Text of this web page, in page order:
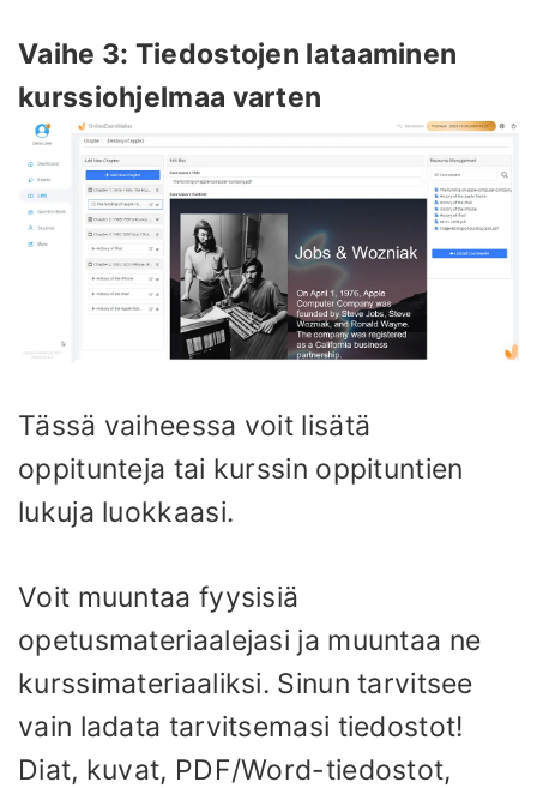
Vaihe 3: Tiedostojen lataaminen
kurssiohjelmaa varten
Tässä vaiheessa voit lisätä
oppitunteja tai kurssin oppituntien
lukuja luokkaasi.
Voit muuntaa fyysisiä
opetusmateriaalejasi ja muuntaa ne
kurssimateriaaliksi. Sinun tarvitsee
vain ladata tarvitsemasi tiedostot!
Diat, kuvat, PDF/Word-tiedostot,